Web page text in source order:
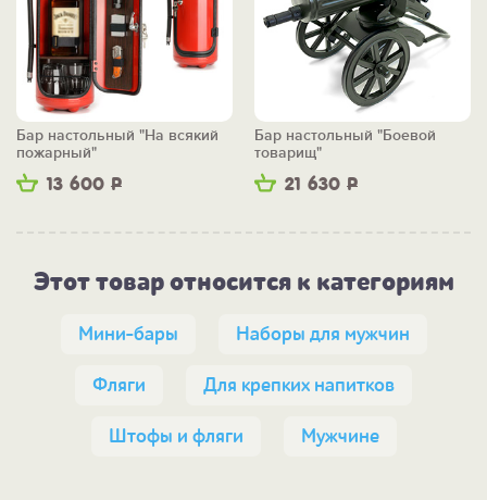
13 600 Р
Бар настольный "На всякий
пожарный"
21 630 Р
Бар настольный "Боевой
товарищ"
Этот товар относится к категориям
Мини-бары Наборы для мужчин
Фляги Для крепких напитков
Штофы и фляги Мужчине